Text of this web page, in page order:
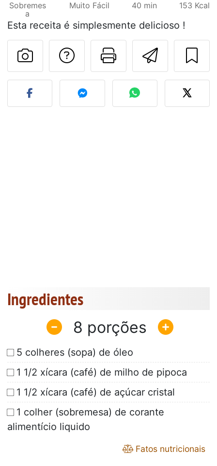
Sobremes
a
Muito Fácil 40 min 153 Kcal
Esta receita é simplesmente delicioso !
Imprima
Falar com o autor
Fez esta receita?
Ingredientes
8
5 colheres (sopa) de óleo
1 1/2 xícara (café) de milho de pipoca
1 1/2 xícara (café) de açúcar cristal
1 colher (sobremesa) de corante
alimentício liquido
Fatos nutricionais